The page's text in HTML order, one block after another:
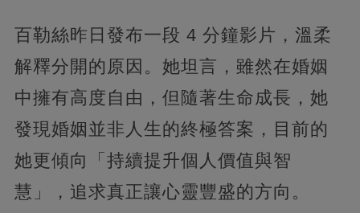
百勒絲昨日發布一段 4 分鐘影片，溫柔
解釋分開的原因。她坦言，雖然在婚姻
中擁有高度自由，但隨著生命成長，她
發現婚姻並非人生的終極答案，目前的
她更傾向「持續提升個人價值與智
慧」，追求真正讓心靈豐盛的方向。